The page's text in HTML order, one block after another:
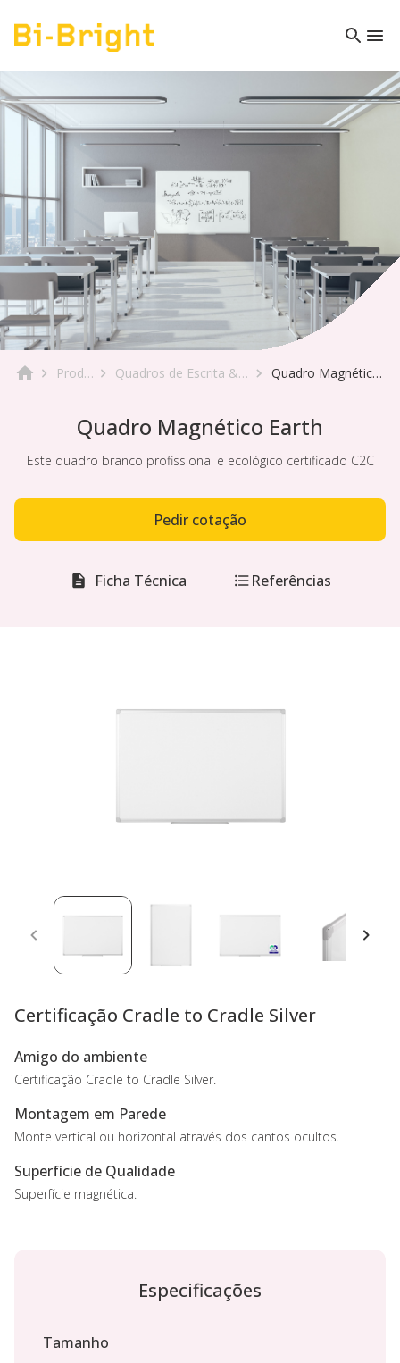
Produto Quadros de Escrita & Móveis Quadro Magnético Earth
Quadro Magnético Earth
Este quadro branco profissional e ecológico certificado C2C
Pedir cotação
Ficha Técnica Referências
Certificação Cradle to Cradle Silver
Amigo do ambiente
Certificação Cradle to Cradle Silver.
Montagem em Parede
Monte vertical ou horizontal através dos cantos ocultos.
Superfície de Qualidade
Superfície magnética.
Especificações
Tamanho